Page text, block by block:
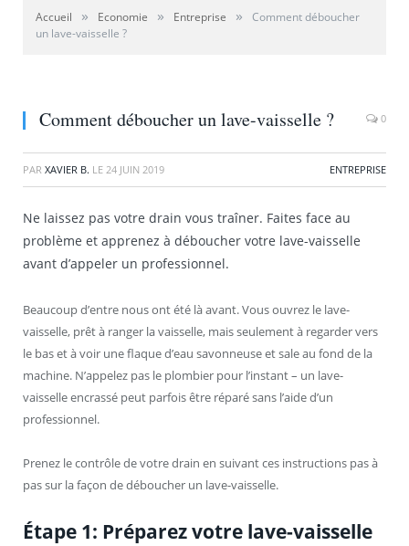
Accueil » Economie » Entreprise »
Comment déboucher
un lave-vaisselle ?
Comment déboucher un lave-vaisselle ? 0
PAR XAVIER B. LE 24 JUIN 2019 ENTREPRISE
Ne laissez pas votre drain vous traîner. Faites face au
problème et apprenez à déboucher votre lave-vaisselle
avant d’appeler un professionnel.
Beaucoup d’entre nous ont été là avant. Vous ouvrez le lave-
vaisselle, prêt à ranger la vaisselle, mais seulement à regarder vers
le bas et à voir une flaque d’eau savonneuse et sale au fond de la
machine. N’appelez pas le plombier pour l’instant – un lave-
vaisselle encrassé peut parfois être réparé sans l’aide d’un
professionnel.
Prenez le contrôle de votre drain en suivant ces instructions pas à
pas sur la façon de déboucher un lave-vaisselle.
Étape 1: Préparez votre lave-vaisselle